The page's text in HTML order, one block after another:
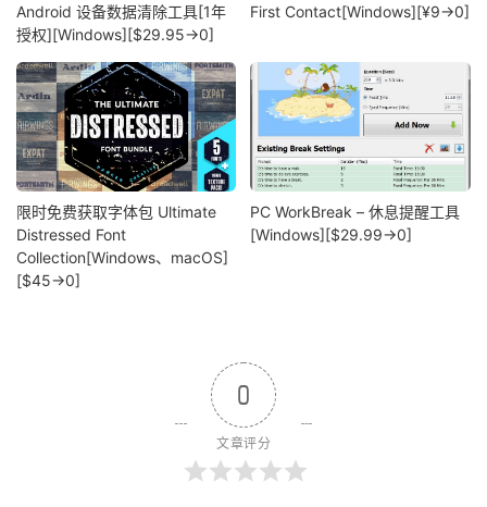
Android 设备数据清除工具[1年
授权][Windows][$29.95→0]
First Contact[Windows][¥9→0]
限时免费获取字体包 Ultimate
Distressed Font
Collection[Windows、macOS]
[$45→0]
PC WorkBreak – 休息提醒工具
[Windows][$29.99→0]
0
文章评分